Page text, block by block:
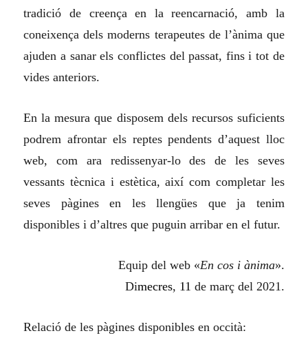
tradició de creença en la reencarnació, amb la
coneixença dels moderns terapeutes de l’ànima que
ajuden a sanar els conflictes del passat, fins i tot de
vides anteriors.
En la mesura que disposem dels recursos suficients
podrem afrontar els reptes pendents d’aquest lloc
web, com ara redissenyar-lo des de les seves
vessants tècnica i estètica, així com completar les
seves pàgines en les llengües que ja tenim
disponibles i d’altres que puguin arribar en el futur.
Equip del web «En cos i ànima».
Dimecres, 11 de març del 2021.
Relació de les pàgines disponibles en occità: